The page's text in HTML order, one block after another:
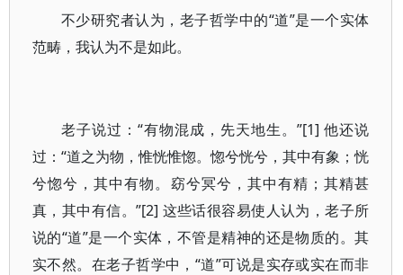
不少研究者认为，老子哲学中的“道”是一个实体
范畴，我认为不是如此。
老子说过：“有物混成，先天地生。”[1] 他还说
过：“道之为物，惟恍惟惚。惚兮恍兮，其中有象；恍
兮惚兮，其中有物。窈兮冥兮，其中有精；其精甚
真，其中有信。”[2] 这些话很容易使人认为，老子所
说的“道”是一个实体，不管是精神的还是物质的。其
实不然。在老子哲学中，“道”可说是实存或实在而非